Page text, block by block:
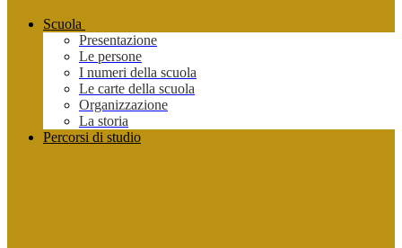
Scuola
Presentazione
Le persone
I numeri della scuola
Le carte della scuola
Organizzazione
La storia
Percorsi di studio